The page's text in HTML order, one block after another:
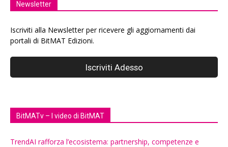
Newsletter
Iscriviti alla Newsletter per ricevere gli aggiornamenti dai
portali di BitMAT Edizioni.
BitMATv – I video di BitMAT
TrendAI rafforza l’ecosistema: partnership, competenze e